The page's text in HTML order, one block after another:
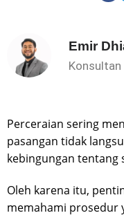
Emir
Konsultan
Perceraian sering
pasangan tidak
kebingungan tentang
Oleh karena itu,
memahami prosedur